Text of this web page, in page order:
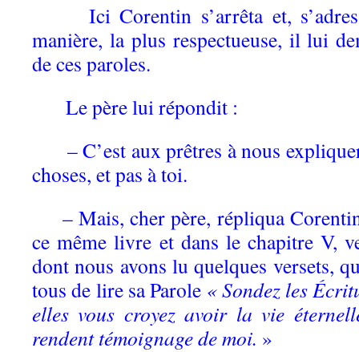
Ici Corentin s’arrêta et,
manière, la plus respectueuse, il lui
de ces paroles.
Le père lui répondit :
– C’est aux prêtres à nous
choses, et pas à toi.
– Mais, cher père, répliqua
ce même livre et dans le chapitre V,
dont nous avons lu quelques versets,
tous de lire sa Parole « Sondez les
elles vous croyez avoir la vie
rendent témoignage de moi. »